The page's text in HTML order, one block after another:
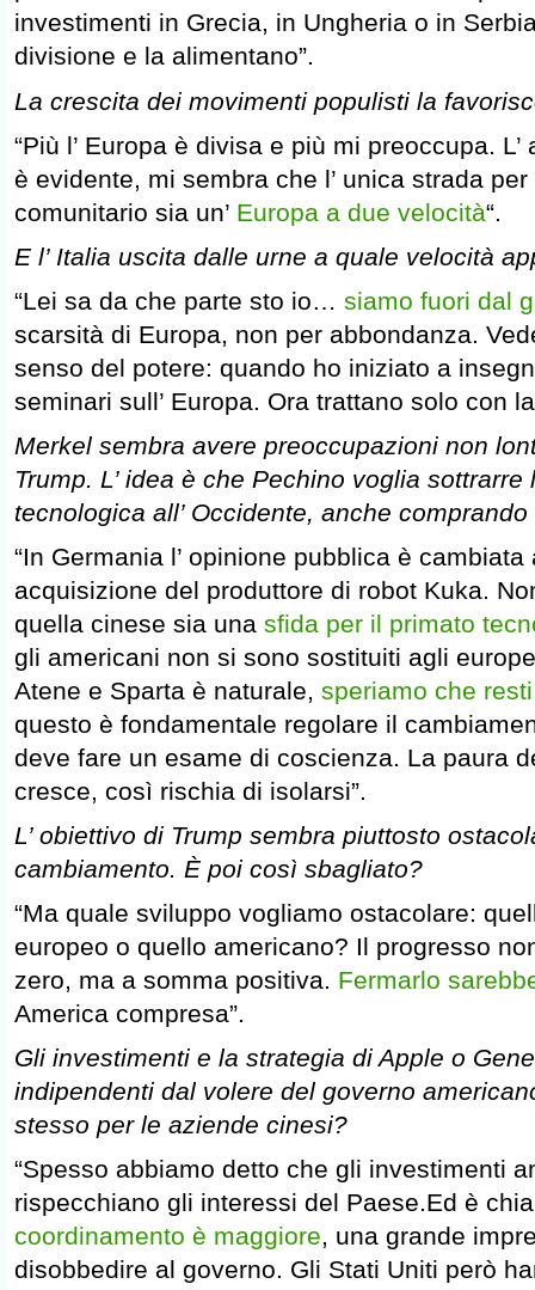
investimenti in Grecia, in Ungheria o in
divisione e la alimentano”.
La crescita dei movimenti populisti la
“Più l’ Europa è divisa e più mi preoccupa.
è evidente, mi sembra che l’ unica strada
comunitario sia un’ Europa a due velocità“.
E l’ Italia uscita dalle urne a quale velocità
“Lei sa da che parte sto io… siamo fuori dal
scarsità di Europa, non per abbondanza.
senso del potere: quando ho iniziato a
seminari sull’ Europa. Ora trattano solo con
Merkel sembra avere preoccupazioni non
Trump. L’ idea è che Pechino voglia
tecnologica all’ Occidente, anche
“In Germania l’ opinione pubblica è cambiata
acquisizione del produttore di robot Kuka.
quella cinese sia una sfida per il primato
gli americani non si sono sostituiti agli
Atene e Sparta è naturale, speriamo che
questo è fondamentale regolare il
deve fare un esame di coscienza. La paura
cresce, così rischia di isolarsi”.
L’ obiettivo di Trump sembra piuttosto
cambiamento. È poi così sbagliato?
“Ma quale sviluppo vogliamo ostacolare:
europeo o quello americano? Il progresso
zero, ma a somma positiva. Fermarlo
America compresa”.
Gli investimenti e la strategia di Apple o
indipendenti dal volere del governo
stesso per le aziende cinesi?
“Spesso abbiamo detto che gli investimenti
rispecchiano gli interessi del Paese.Ed è
coordinamento è maggiore, una grande
disobbedire al governo. Gli Stati Uniti però